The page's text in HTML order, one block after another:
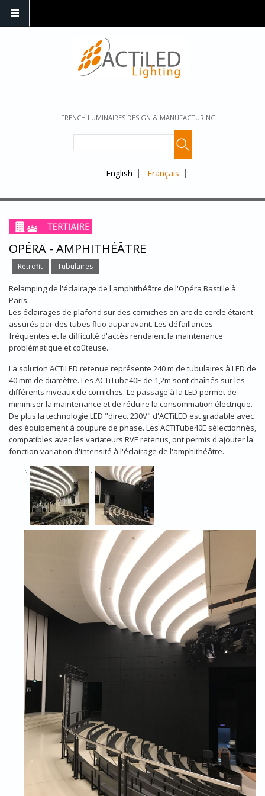
FRENCH LUMINAIRES DESIGN & MANUFACTURING
English Français
OPÉRA - AMPHITHÉÂTRE
Retrofit Tubulaires
Relamping de l'éclairage de l'amphithéâtre de l'Opéra Bastille à
Paris.
Les éclairages de plafond sur des corniches en arc de cercle étaient
assurés par des tubes fluo auparavant. Les défaillances
fréquentes et la difficulté d'accès rendaient la maintenance
problématique et coûteuse.
La solution ACTiLED retenue représente 240 m de tubulaires à LED de
40 mm de diamètre. Les ACTiTube40E de 1,2m sont chaînés sur les
différents niveaux de corniches. Le passage à la LED permet de
minimiser la maintenance et de réduire la consommation électrique.
De plus la technologie LED "direct 230V" d'ACTiLED est gradable avec
des équipement à coupure de phase. Les ACTiTube40E sélectionnés,
compatibles avec les variateurs RVE retenus, ont permis d'ajouter la
fonction variation d'intensité à l'éclairage de l'amphithéâtre.